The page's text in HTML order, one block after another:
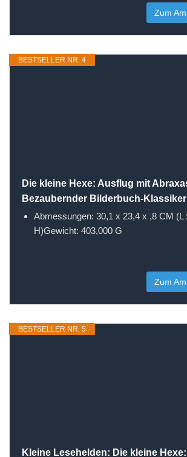
Zum
BESTSELLER NR. 4
Die kleine Hexe: Ausflug mit
Bezaubernder Bilderbuch-Klassiker
Abmessungen: 30,1 x 23,4 x ,8 CM (L
H)Gewicht: 403,000 G
Zum
BESTSELLER NR. 5
Kleine Lesehelden: Die kleine Hexe: